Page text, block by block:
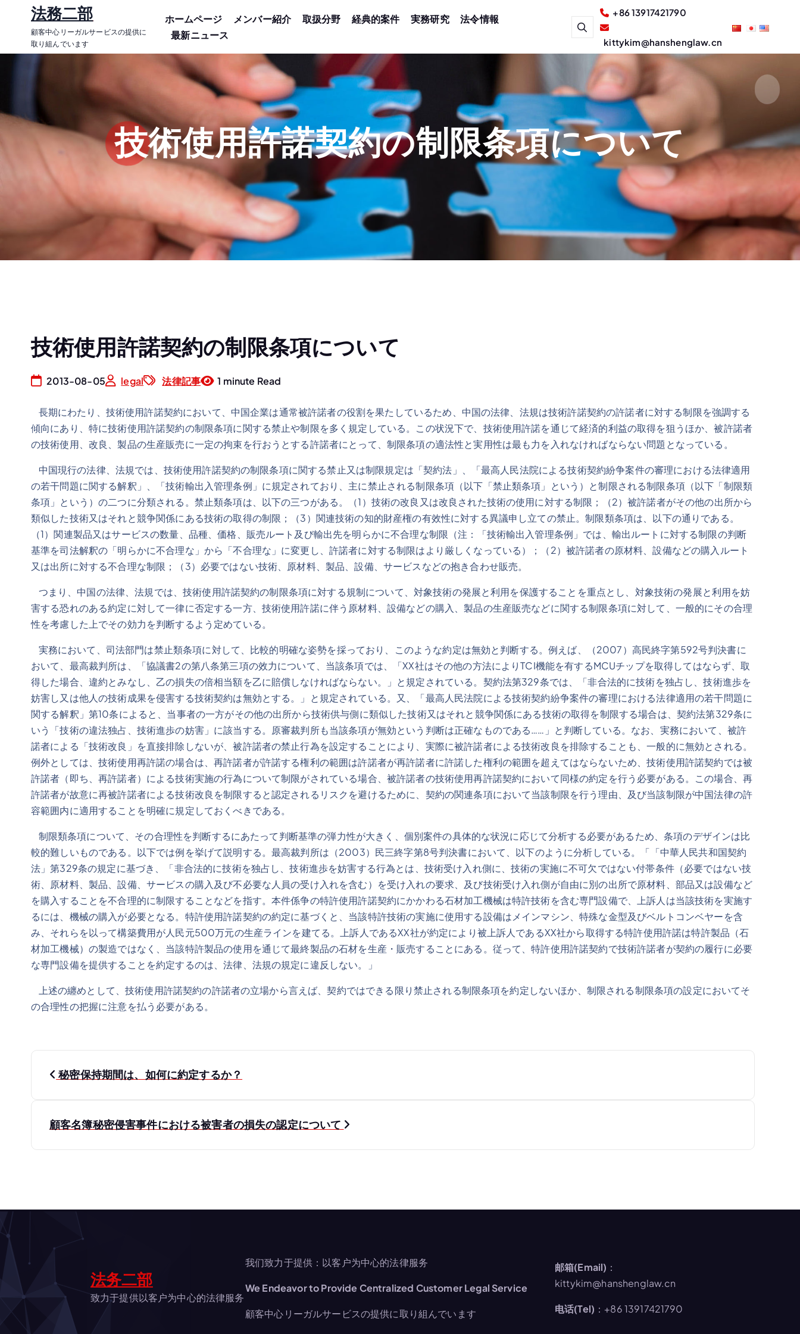
ン
キ
法務二部
顧客中心リーガルサービスの提供に
取り組んでいます
ホームページ メンバー紹介 取扱分野 経典的案件 実務研究
法令情報
最新ニュース
+86 13917421790
kittykim@hanshenglaw.cn
技術使用許諾契約の制限条項について
技術使用許諾契約の制限条項について
2013-08-05 legal 法律記事 1 minute Read
長期にわたり、技術使用許諾契約において、中国企業は通常被許諾者の役割を果たしているため、中国の法律、法規は技術許諾契約の許諾者に対する制限を強調する
傾向にあり、特に技術使用許諾契約の制限条項に関する禁止や制限を多く規定している。この状況下で、技術使用許諾を通じて経済的利益の取得を狙うほか、被許諾者
の技術使用、改良、製品の生産販売に一定の拘束を行おうとする許諾者にとって、制限条項の適法性と実用性は最も力を入れなければならない問題となっている。
中国現行の法律、法規では、技術使用許諾契約の制限条項に関する禁止又は制限規定は「契約法」、「最高人民法院による技術契約紛争案件の審理における法律適用
の若干問題に関する解釈」、「技術輸出入管理条例」に規定されており、主に禁止される制限条項（以下「禁止類条項」という）と制限される制限条項（以下「制限類
条項」という）の二つに分類される。禁止類条項は、以下の三つがある。（1）技術の改良又は改良された技術の使用に対する制限；（2）被許諾者がその他の出所から
類似した技術又はそれと競争関係にある技術の取得の制限；（3）関連技術の知的財産権の有效性に対する異議申し立ての禁止。制限類条項は、以下の通りである。
（1）関連製品又はサービスの数量、品種、価格、販売ルート及び輸出先を明らかに不合理な制限（注：「技術輸出入管理条例」では、輸出ルートに対する制限の判断
基準を司法解釈の「明らかに不合理な」から「不合理な」に変更し、許諾者に対する制限はより厳しくなっている）；（2）被許諾者の原材料、設備などの購入ルート
又は出所に対する不合理な制限；（3）必要ではない技術、原材料、製品、設備、サービスなどの抱き合わせ販売。
つまり、中国の法律、法規では、技術使用許諾契約の制限条項に対する規制について、対象技術の発展と利用を保護することを重点とし、対象技術の発展と利用を妨
害する恐れのある約定に対して一律に否定する一方、技術使用許諾に伴う原材料、設備などの購入、製品の生産販売などに関する制限条項に対して、一般的にその合理
性を考慮した上でその効力を判断するよう定めている。
実務において、司法部門は禁止類条項に対して、比較的明確な姿勢を採っており、このような約定は無効と判断する。例えば、（2007）高民終字第592号判決書に
おいて、最高裁判所は、「協議書2の第八条第三項の效力について、当該条項では、「XX社はその他の方法によりTCI機能を有するMCUチップを取得してはならず、取
得した場合、違約とみなし、乙の損失の倍相当額を乙に賠償しなければならない。」と規定されている。契約法第329条では、「非合法的に技術を独占し、技術進歩を
妨害し又は他人の技術成果を侵害する技術契約は無効とする。」と規定されている。又、「最高人民法院による技術契約紛争案件の審理における法律適用の若干問題に
関する解釈」第10条によると、当事者の一方がその他の出所から技術供与側に類似した技術又はそれと競争関係にある技術の取得を制限する場合は、契約法第329条に
いう「技術の違法独占、技術進歩の妨害」に該当する。原審裁判所も当該条項が無効という判断は正確なものである……」と判断している。なお、実務において、被許
諾者による「技術改良」を直接排除しないが、被許諾者の禁止行為を設定することにより、実際に被許諾者による技術改良を排除することも、一般的に無効とされる。
例外としては、技術使用再許諾の場合は、再許諾者が許諾する権利の範囲は許諾者が再許諾者に許諾した権利の範囲を超えてはならないため、技術使用許諾契約では被
許諾者（即ち、再許諾者）による技術実施の行為について制限がされている場合、被許諾者の技術使用再許諾契約において同様の約定を行う必要がある。この場合、再
許諾者が故意に再被許諾者による技術改良を制限すると認定されるリスクを避けるために、契約の関連条項において当該制限を行う理由、及び当該制限が中国法律の許
容範囲内に適用することを明確に規定しておくべきである。
制限類条項について、その合理性を判断するにあたって判断基準の弾力性が大きく、個別案件の具体的な状況に応じて分析する必要があるため、条項のデザインは比
較的難しいものである。以下では例を挙げて説明する。最高裁判所は（2003）民三終字第8号判決書において、以下のように分析している。「「中華人民共和国契約
法」第329条の規定に基づき、「非合法的に技術を独占し、技術進歩を妨害する行為とは、技術受け入れ側に、技術の実施に不可欠ではない付帯条件（必要ではない技
術、原材料、製品、設備、サービスの購入及び不必要な人員の受け入れを含む）を受け入れの要求、及び技術受け入れ側が自由に別の出所で原材料、部品又は設備など
を購入することを不合理的に制限することなどを指す。本件係争の特許使用許諾契約にかかわる石材加工機械は特許技術を含む専門設備で、上訴人は当該技術を実施す
るには、機械の購入が必要となる。特許使用許諾契約の約定に基づくと、当該特許技術の実施に使用する設備はメインマシン、特殊な金型及びベルトコンベヤーを含
み、それらを以って構築費用が人民元500万元の生産ラインを建てる。上訴人であるXX社が約定により被上訴人であるXX社から取得する特許使用許諾は特許製品（石
材加工機械）の製造ではなく、当該特許製品の使用を通じて最終製品の石材を生産・販売することにある。従って、特許使用許諾契約で技術許諾者が契約の履行に必要
な専門設備を提供することを約定するのは、法律、法規の規定に違反しない。」
上述の纏めとして、技術使用許諾契約の許諾者の立場から言えば、契約ではできる限り禁止される制限条項を約定しないほか、制限される制限条項の設定においてそ
の合理性の把握に注意を払う必要がある。
投
ナ
ョ
秘密保持期間は、如何に約定するか？
顧客名簿秘密侵害事件における被害者の損失の認定について
法务二部
致力于提供以客户为中心的法律服务
我们致力于提供：以客户为中心的法律服务
We Endeavor to Provide Centralized Customer Legal Service
顧客中心リーガルサービスの提供に取り組んでいます
邮箱(Email) ：
kittykim@hanshenglaw.cn
电话(Tel) ：+86 13917421790